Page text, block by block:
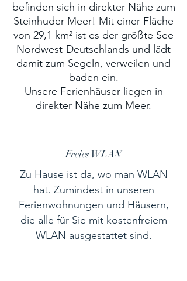
befinden sich in direkter Nähe zum
Steinhuder Meer! Mit einer Fläche
von 29,1 km² ist es der größte See
Nordwest-Deutschlands und lädt
damit zum Segeln, verweilen und
baden ein.
Unsere Ferienhäuser liegen in
direkter Nähe zum Meer.
Freies WLAN
Zu Hause ist da, wo man WLAN
hat. Zumindest in unseren
Ferienwohnungen und Häusern,
die alle für Sie mit kostenfreiem
WLAN ausgestattet sind.